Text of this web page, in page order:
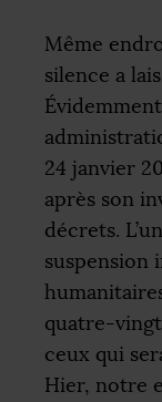
Même
silence a
24 janvier
après son
décrets.
suspension
quatre-
ceux qui
Hier, notre